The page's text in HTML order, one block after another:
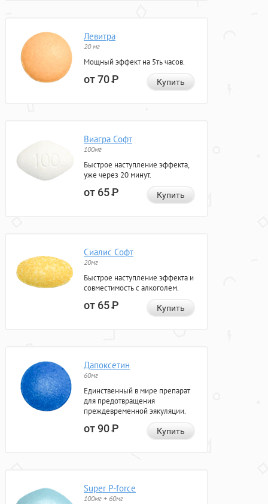
Левитра
20 мг
Мощный эффект на 5ть часов.
от 70Р Купить
Виагра Софт
100мг
Быстрое наступление эффекта,
уже через 20 минут.
от 65Р Купить
Сиалис Софт
20мг
Быстрое наступление эффекта и
совместимость с алкоголем.
от 65Р Купить
Дапоксетин
60мг
Единственный в мире препарат
для предотвращения
преждевременной эякуляции.
от 90Р Купить
Super P-force
100мг + 60мг